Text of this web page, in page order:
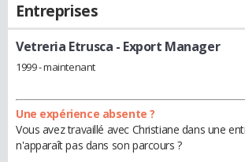
Entreprises
Vetreria Etrusca - Export Manager
1999 - maintenant
Une expérience absente ?
Vous avez travaillé avec Christiane dans une
n'apparaît pas dans son parcours ?